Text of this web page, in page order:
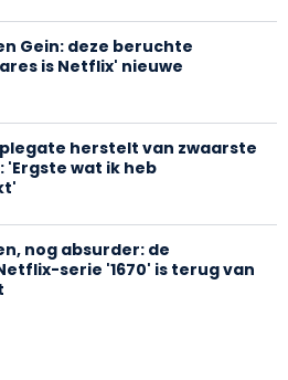
Gein: deze beruchte
is Netflix' nieuwe
herstelt van zwaarste
'Ergste wat ik heb
nog absurder: de
serie '1670' is terug van